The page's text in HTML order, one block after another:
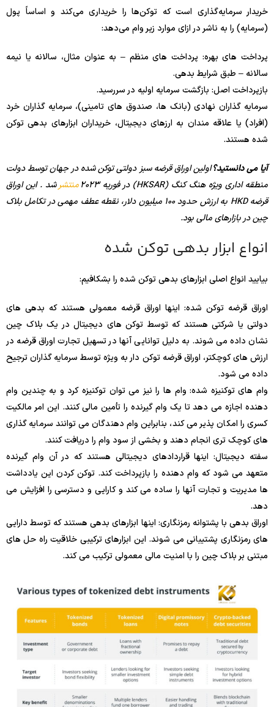
خریدار سرمایه‌گذاری است که توکن‌ها را خریداری می‌کند و اساساً پول
(سرمایه) را به ناشر در ازای موارد زیر وام می‌دهد:
پرداخت های بهره: پرداخت های منظم – به عنوان مثال، سالانه یا نیمه
سالانه – طبق شرایط بدهی.
بازپرداخت اصل: بازگشت سرمایه اولیه در سررسید.
سرمایه گذاران نهادی (بانک ها، صندوق های تامینی)، سرمایه گذاران خرد
(افراد) یا علاقه مندان به ارزهای دیجیتال، خریداران ابزارهای بدهی توکن
شده هستند.
آیا می دانستید؟اولین اوراق قرضه سبز دولتی توکن شده در جهان توسط دولت
منطقه اداری ویژه هنگ کنگ (HKSAR) در فوریه 2023
منتشرشد . این اوراق
قرضه HKD به ارزش حدود 100 میلیون دلار، نقطه عطف مهمی در تکامل بلاک
چین در بازارهای مالی بود.
انواع ابزار بدهی توکن شده
بیایید انواع اصلی ابزارهای بدهی توکن شده را بشکافیم:
اوراق قرضه توکن شده: اینها اوراق قرضه معمولی هستند که بدهی های
دولتی یا شرکتی هستند که توسط توکن های دیجیتال در یک بلاک چین
نشان داده می شوند. به دلیل توانایی آنها در تسهیل تجارت اوراق قرضه در
ارزش های کوچکتر، اوراق قرضه توکن دار به ویژه توسط سرمایه گذاران ترجیح
داده می شود.
وام های توکنیزه شده: وام ها را نیز می توان توکنیزه کرد و به چندین وام
دهنده اجازه می دهد تا یک وام گیرنده را تأمین مالی کنند. این امر مالکیت
کسری را امکان پذیر می کند، بنابراین وام دهندگان می توانند سرمایه گذاری
های کوچک تری انجام دهند و بخشی از سود وام را دریافت کنند.
سفته دیجیتال: اینها قراردادهای دیجیتالی هستند که در آن وام گیرنده
متعهد می شود که وام دهنده را بازپرداخت کند. توکن کردن این یادداشت
ها مدیریت و تجارت آنها را ساده می کند و کارایی و دسترسی را افزایش می
دهد.
اوراق بدهی با پشتوانه رمزنگاری: اینها ابزارهای بدهی هستند که توسط دارایی
های رمزنگاری پشتیبانی می شوند. این ابزارهای ترکیبی خلاقیت راه حل های
مبتنی بر بلاک چین را با امنیت مالی معمولی ترکیب می کند.